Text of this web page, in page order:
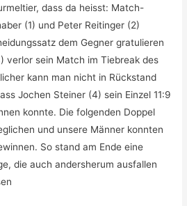
dass da heisst: Match-
(1) und Peter Reitinger (2)
dem Gegner gratulieren
verlor sein Match im Tiebreak des
kann man nicht in Rückstand
Jochen Steiner (4) sein Einzel 11:9
konnte. Die folgenden Doppel
und unsere Männer konnten
So stand am Ende eine
die auch andersherum ausfallen